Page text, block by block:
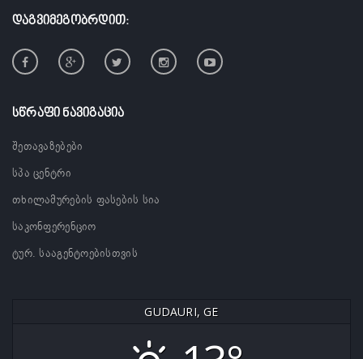
ᲓᲐᲒᲕᲘᲛᲔᲒᲝᲑᲠᲓᲘᲗ:
ᲡᲬᲠᲐᲤᲘ ᲜᲐᲕᲘᲒᲐᲪᲘᲐ
შეთავაზებები
სპა ცენტრი
თხილამურების ფასების სია
საკონფერენციო
ტურ. სააგენტოებისთვის
GUDAURI, GE